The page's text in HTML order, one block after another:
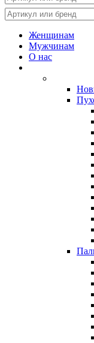
Женщинам
Мужчинам
О нас